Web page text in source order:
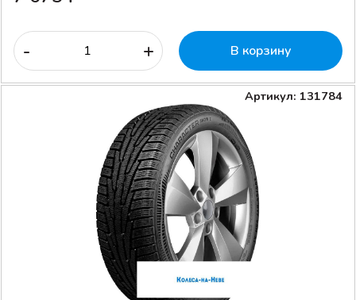
- + В корзину
Артикул: 131784